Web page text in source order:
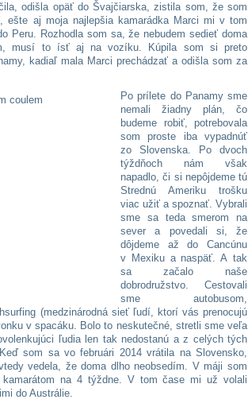
odišla opäť do Švajčiarska, zistila som, že som
ešte aj moja najlepšia kamarádka Marci mi v tom
Peru. Rozhodla som sa, že nebudem sedieť doma
musí to ísť aj na vozíku. Kúpila som si preto
kadiaľ mala Marci prechádzať a odišla som za
Po prílete do Panamy sme
nemali žiadny plán, čo
budeme robiť, potrebovala
som proste iba vypadnúť
zo Slovenska. Po dvoch
týždňoch nám však
napadlo, či si nepôjdeme tú
Strednú Ameriku trošku
viac užiť a spoznať. Vybrali
sme sa teda smerom na
sever a povedali si, že
dôjdeme až do Cancúnu
v Mexiku a naspäť. A tak
sa začalo naše
dobrodružstvo. Cestovali
sme autobusom,
(medzinárodná sieť ľudí, ktorí vás prenocujú
v spacáku. Bolo to neskutečné, stretli sme veľa
ľudia len tak nedostanú a z celých tých
som sa vo februári 2014 vrátila na Slovensko,
vedela, že doma dlho neobsedím. V máji som
na 4 týždne. V tom čase mi už volali
do Austrálie.